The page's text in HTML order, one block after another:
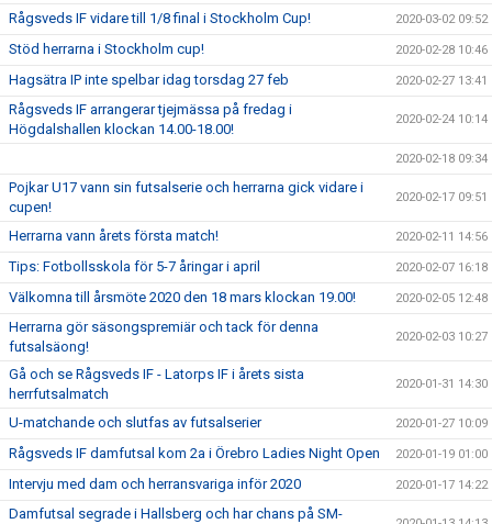
Rågsveds IF vidare till 1/8 final i Stockholm Cup! 2020-03-02 09:52
Stöd herrarna i Stockholm cup! 2020-02-28 10:46
Hagsätra IP inte spelbar idag torsdag 27 feb 2020-02-27 13:41
Rågsveds IF arrangerar tjejmässa på fredag i
Högdalshallen klockan 14.00-18.00!
2020-02-24 10:14
2020-02-18 09:34
Pojkar U17 vann sin futsalserie och herrarna gick vidare i
cupen!
2020-02-17 09:51
Herrarna vann årets första match! 2020-02-11 14:56
Tips: Fotbollsskola för 5-7 åringar i april 2020-02-07 16:18
Välkomna till årsmöte 2020 den 18 mars klockan 19.00! 2020-02-05 12:48
Herrarna gör säsongspremiär och tack för denna
futsalsäong!
2020-02-03 10:27
Gå och se Rågsveds IF - Latorps IF i årets sista
herrfutsalmatch
2020-01-31 14:30
U-matchande och slutfas av futsalserier 2020-01-27 10:09
Rågsveds IF damfutsal kom 2a i Örebro Ladies Night Open 2020-01-19 01:00
Intervju med dam och herransvariga inför 2020 2020-01-17 14:22
Damfutsal segrade i Hallsberg och har chans på SM-